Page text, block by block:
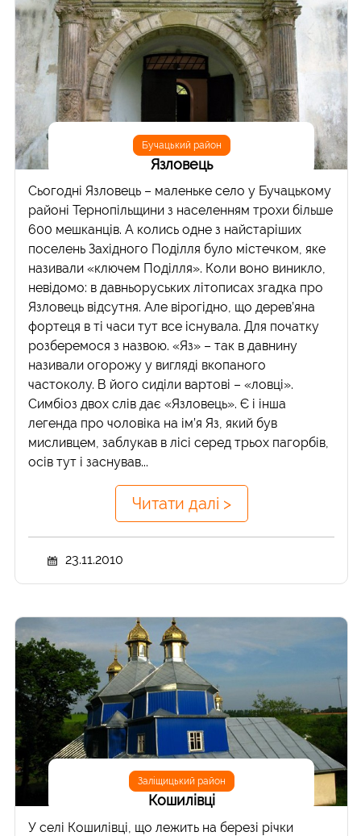
Бучацький район
Язловець
Сьогодні Язловець – маленьке село у Бучацькому
районі Тернопільщини з населенням трохи більше
600 мешканців. А колись одне з найстаріших
поселень Західного Поділля було містечком, яке
називали «ключем Поділля». Коли воно виникло,
невідомо: в давньоруських літописах згадка про
Язловець відсутня. Але вірогідно, що дерев’яна
фортеця в ті часи тут все існувала. Для початку
розберемося з назвою. «Яз» – так в давнину
називали огорожу у вигляді вкопаного
частоколу. В його сиділи вартові – «ловці».
Симбіоз двох слів дає «Язловець». Є і інша
легенда про чоловіка на ім’я Яз, який був
мисливцем, заблукав в лісі серед трьох пагорбів,
осів тут і заснував...
Читати далі >
23.11.2010
Заліщицький район
Кошилівці
У селі Кошилівці, що лежить на березі річки